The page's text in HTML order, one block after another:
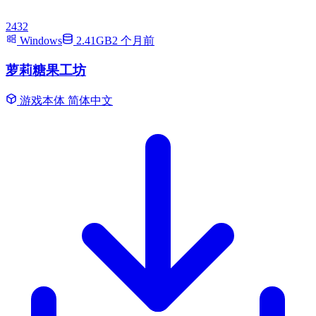
2432
Windows
2.41GB2 个月前
萝莉糖果工坊
游戏本体 简体中文